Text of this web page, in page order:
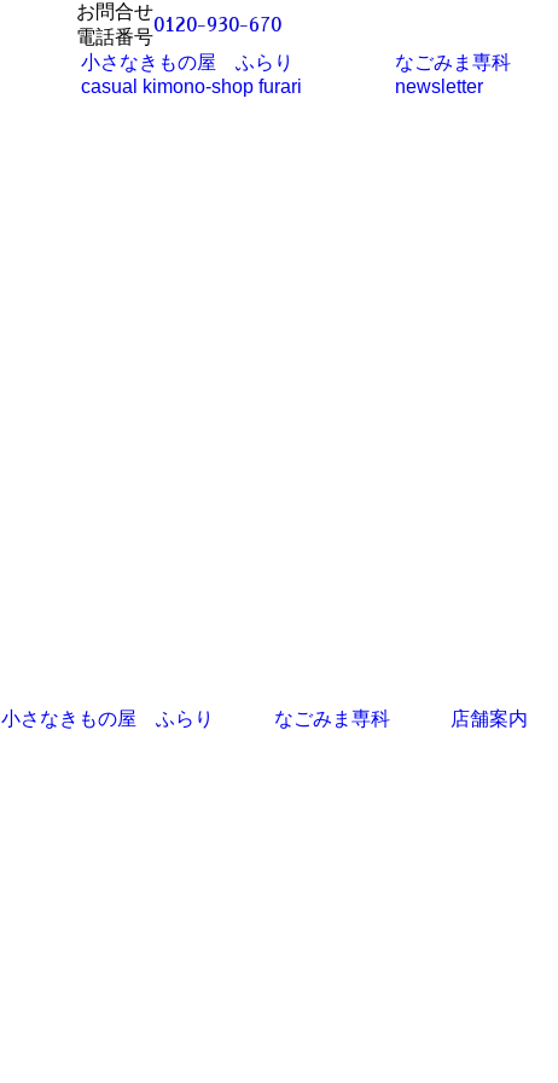
お問合せ
電話番号
0120-930-670
小さなきもの屋 ふらり
casual kimono-shop furari
なごみま専科
newsletter
小さなきもの屋 ふらり なごみま専科 店舗案内